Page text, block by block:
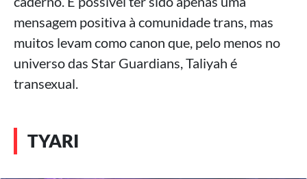
mensagem positiva à comunidade trans, mas
muitos levam como canon que, pelo menos no
universo das Star Guardians, Taliyah é
transexual.
TYARI